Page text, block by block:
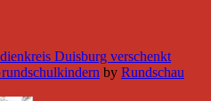
Duisburg verschenkt
by Rundschau